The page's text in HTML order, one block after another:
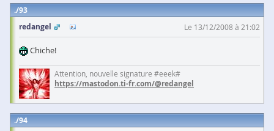
93
redangel
Le 13/12/2008 à 21:02
Chiche!
Attention, nouvelle signature #eeek#
https://mastodon.ti-fr.com/@redangel
94